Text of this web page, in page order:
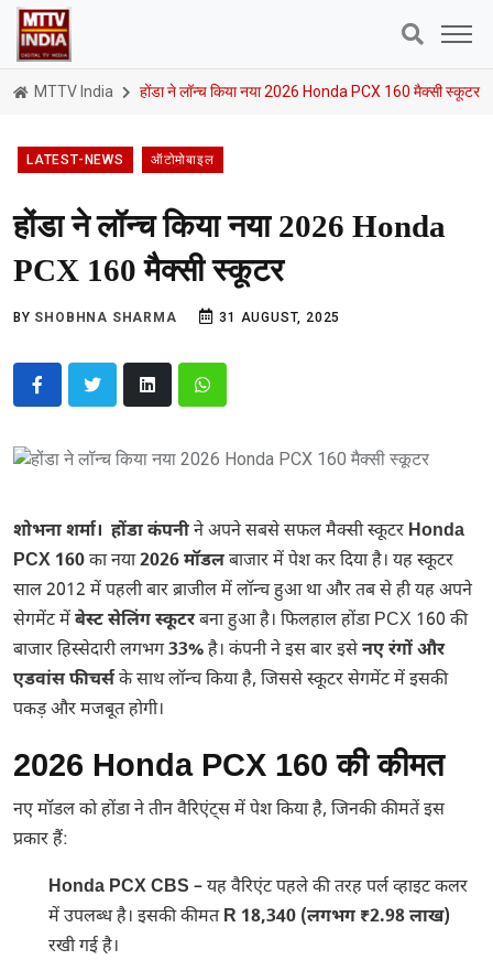
MTTV India होंडा ने लॉन्च किया नया 2026 Honda PCX 160 मैक्सी स्कूटर
LATEST-NEWS ऑटोमोबाइल
होंडा ने लॉन्च किया नया 2026 Honda
PCX 160 मैक्सी स्कूटर
BY SHOBHNA SHARMA 31 AUGUST, 2025
शोभना शर्मा। होंडा कंपनीने अपने सबसे सफल मैक्सी स्कूटर Honda
PCX 160का नया2026 मॉडलबाजार में पेश कर दिया है। यह स्कूटर
साल 2012 में पहली बार ब्राजील में लॉन्च हुआ था और तब से ही यह अपने
सेगमेंट मेंबेस्ट सेलिंग स्कूटरबना हुआ है। फिलहाल होंडा PCX 160 की
बाजार हिस्सेदारी लगभग33%है। कंपनी ने इस बार इसेनए रंगों और
एडवांस फीचर्सके साथ लॉन्च किया है, जिससे स्कूटर सेगमेंट में इसकी
पकड़ और मजबूत होगी।
2026 Honda PCX 160 की कीमत
नए मॉडल को होंडा ने तीन वैरिएंट्स में पेश किया है, जिनकी कीमतें इस
प्रकार हैं:
Honda PCX CBS – यह वैरिएंट पहले की तरह पर्ल व्हाइट कलर
में उपलब्ध है। इसकी कीमतR 18,340 (लगभग ₹2.98 लाख)
रखी गई है।